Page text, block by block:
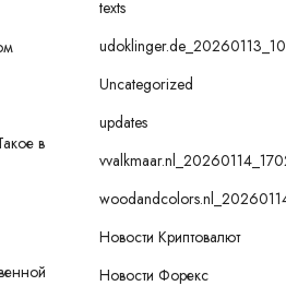
в
texts
Uncategorized
updates
Новости Криптовалют
Новости Форекс